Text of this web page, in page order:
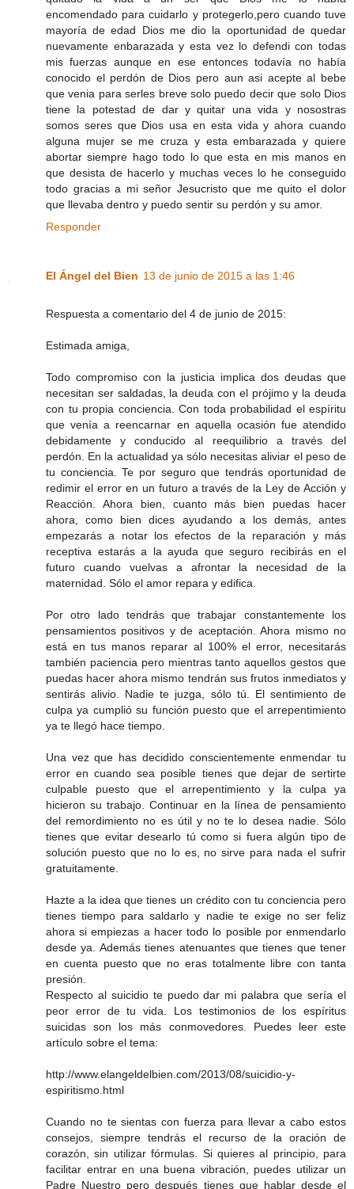
encomendado para cuidarlo y protegerlo,pero cuando tuve
mayoría de edad Dios me dio la oportunidad de quedar
nuevamente enbarazada y esta vez lo defendi con todas
mis fuerzas aunque en ese entonces todavía no había
conocido el perdón de Dios pero aun asi acepte al bebe
que venia para serles breve solo puedo decir que solo Dios
tiene la potestad de dar y quitar una vida y nosostras
somos seres que Dios usa en esta vida y ahora cuando
alguna mujer se me cruza y esta embarazada y quiere
abortar siempre hago todo lo que esta en mis manos en
que desista de hacerlo y muchas veces lo he conseguido
todo gracias a mi señor Jesucristo que me quito el dolor
que llevaba dentro y puedo sentir su perdón y su amor.
Responder
El Ángel del Bien 13 de junio de 2015 a las 1:46
Respuesta a comentario del 4 de junio de 2015:
Estimada amiga,
Todo compromiso con la justicia implica dos deudas que
necesitan ser saldadas, la deuda con el prójimo y la deuda
con tu propia conciencia. Con toda probabilidad el espíritu
que venía a reencarnar en aquella ocasión fue atendido
debidamente y conducido al reequilibrio a través del
perdón. En la actualidad ya sólo necesitas aliviar el peso de
tu conciencia. Te por seguro que tendrás oportunidad de
redimir el error en un futuro a través de la Ley de Acción y
Reacción. Ahora bien, cuanto más bien puedas hacer
ahora, como bien dices ayudando a los demás, antes
empezarás a notar los efectos de la reparación y más
receptiva estarás a la ayuda que seguro recibirás en el
futuro cuando vuelvas a afrontar la necesidad de la
maternidad. Sólo el amor repara y edifica.
Por otro lado tendrás que trabajar constantemente los
pensamientos positivos y de aceptación. Ahora mismo no
está en tus manos reparar al 100% el error, necesitarás
también paciencia pero mientras tanto aquellos gestos que
puedas hacer ahora mismo tendrán sus frutos inmediatos y
sentirás alivio. Nadie te juzga, sólo tú. El sentimiento de
culpa ya cumplió su función puesto que el arrepentimiento
ya te llegó hace tiempo.
Una vez que has decidido conscientemente enmendar tu
error en cuando sea posible tienes que dejar de sertirte
culpable puesto que el arrepentimiento y la culpa ya
hicieron su trabajo. Continuar en la línea de pensamiento
del remordimiento no es útil y no te lo desea nadie. Sólo
tienes que evitar desearlo tú como si fuera algún tipo de
solución puesto que no lo es, no sirve para nada el sufrir
gratuitamente.
Hazte a la idea que tienes un crédito con tu conciencia pero
tienes tiempo para saldarlo y nadie te exige no ser feliz
ahora si empiezas a hacer todo lo posible por enmendarlo
desde ya. Además tienes atenuantes que tienes que tener
en cuenta puesto que no eras totalmente libre con tanta
presión.
Respecto al suicidio te puedo dar mi palabra que sería el
peor error de tu vida. Los testimonios de los espíritus
suicidas son los más conmovedores. Puedes leer este
artículo sobre el tema:
http://www.elangeldelbien.com/2013/08/suicidio-y-
espiritismo.html
Cuando no te sientas con fuerza para llevar a cabo estos
consejos, siempre tendrás el recurso de la oración de
corazón, sin utilizar fórmulas. Si quieres al principio, para
facilitar entrar en una buena vibración, puedes utilizar un
Padre Nuestro pero después tienes que hablar desde el